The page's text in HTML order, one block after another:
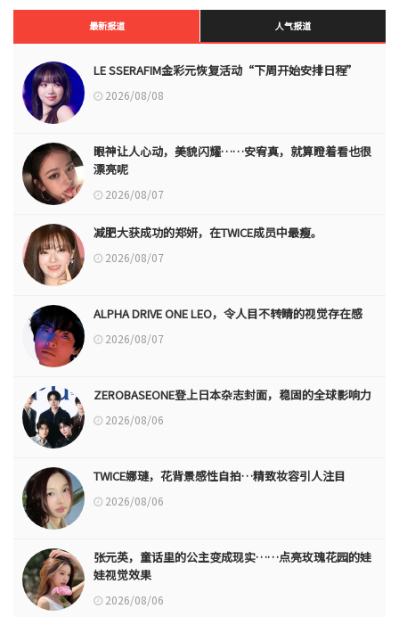
最新报道 人气报道
LE SSERAFIM金彩元恢复活动“下周开始安排日程”
2026/08/08
眼神让人心动，美貌闪耀……安宥真，就算瞪着看也很
漂亮呢
2026/08/07
减肥大获成功的郑妍，在TWICE成员中最瘦。
2026/08/07
ALPHA DRIVE ONE LEO，令人目不转睛的视觉存在感
2026/08/07
ZEROBASEONE登上日本杂志封面，稳固的全球影响力
2026/08/06
TWICE娜璉，花背景感性自拍…精致妆容引人注目
2026/08/06
张元英，童话里的公主变成现实……点亮玫瑰花园的娃
娃视觉效果
2026/08/06